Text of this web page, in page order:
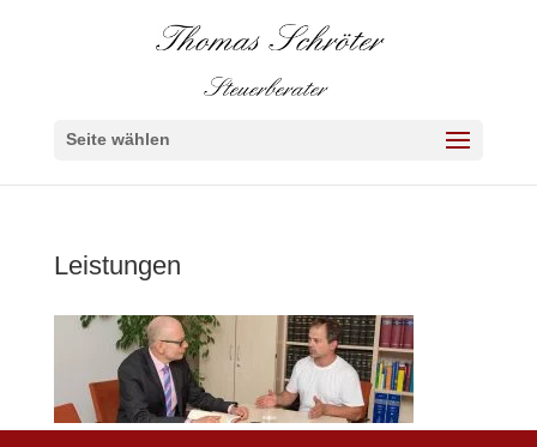
Seite wählen
Leistungen